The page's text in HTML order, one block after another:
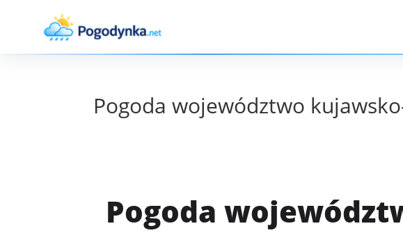
Pogoda województwo
Pogoda